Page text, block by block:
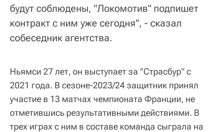
будут соблюдены, "Локомотив" подпишет
контракт с ним уже сегодня", - сказал
собеседник агентства.
Ньямси 27 лет, он выступает за "Страсбур" с
2021 года. В сезоне-2023/24 защитник принял
участие в 13 матчах чемпионата Франции, не
отметившись результативными действиями. В
трех играх с ним в составе команда сыграла на